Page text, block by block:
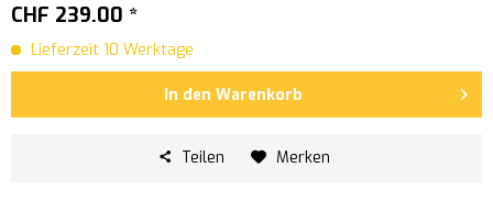
CHF 239.00 *
Lieferzeit 10 Werktage
In den Warenkorb
Teilen Merken